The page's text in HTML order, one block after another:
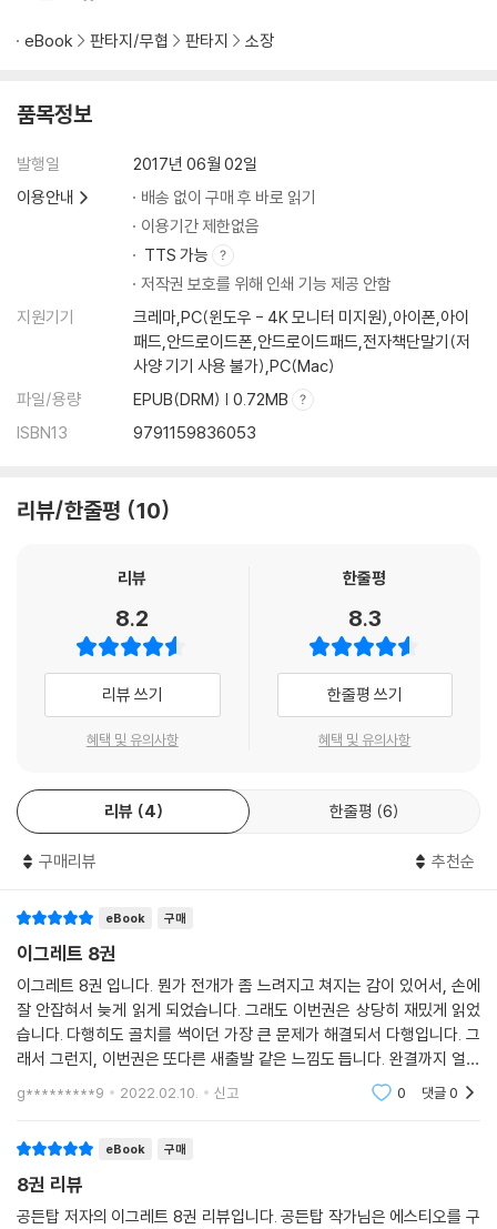
eBook 판타지/무협 판타지 소장
품목정보
발행일
2017년 06월 02일
이용안내
배송 없이 구매 후 바로 읽기
이용기간 제한없음
TTS 가능
저작권 보호를 위해 인쇄 기능 제공 안함
지원기기
크레마,PC(윈도우 - 4K 모니터 미지원),아이폰,아이
패드,안드로이드폰,안드로이드패드,전자책단말기(저
사양 기기 사용 불가),PC(Mac)
파일/용량
EPUB(DRM) | 0.72MB
ISBN13
9791159836053
리뷰/한줄평 10
리뷰
8.2
리뷰 쓰기
혜택 및 유의사항
한줄평
8.3
한줄평 쓰기
혜택 및 유의사항
리뷰 4 한줄평 6
구매리뷰 추천순
eBook 구매
이그레트 8권
이그레트 8권 입니다. 뭔가 전개가 좀 느려지고 쳐지는 감이 있어서, 손에
잘 안잡혀서 늦게 읽게 되었습니다. 그래도 이번권은 상당히 재밌게 읽었
습니다. 다행히도 골치를 썩이던 가장 큰 문제가 해결되서 다행입니다. 그
래서 그런지, 이번권은 또다른 새출발 같은 느낌도 듭니다. 완결까지 얼마
남지는 않았는데, 순례길이 끝나면 아마 바로 끝날거같은 느낌이네요 ^^
ㅎㅎ
g*********9 2022.02.10. 신고 0 댓글0
eBook 구매
8권 리뷰
공든탑 저자의 이그레트 8권 리뷰입니다. 공든탑 작가님은 에스티오를 구